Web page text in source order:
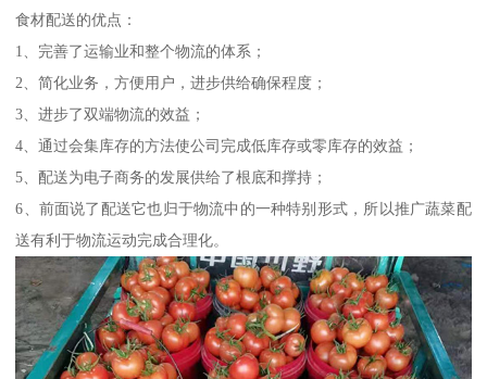
食材配送的优点：
1、完善了运输业和整个物流的体系；
2、简化业务，方便用户，进步供给确保程度；
3、进步了双端物流的效益；
4、通过会集库存的方法使公司完成低库存或零库存的效益；
5、配送为电子商务的发展供给了根底和撑持；
6、前面说了配送它也归于物流中的一种特别形式，所以推广蔬菜配
送有利于物流运动完成合理化。